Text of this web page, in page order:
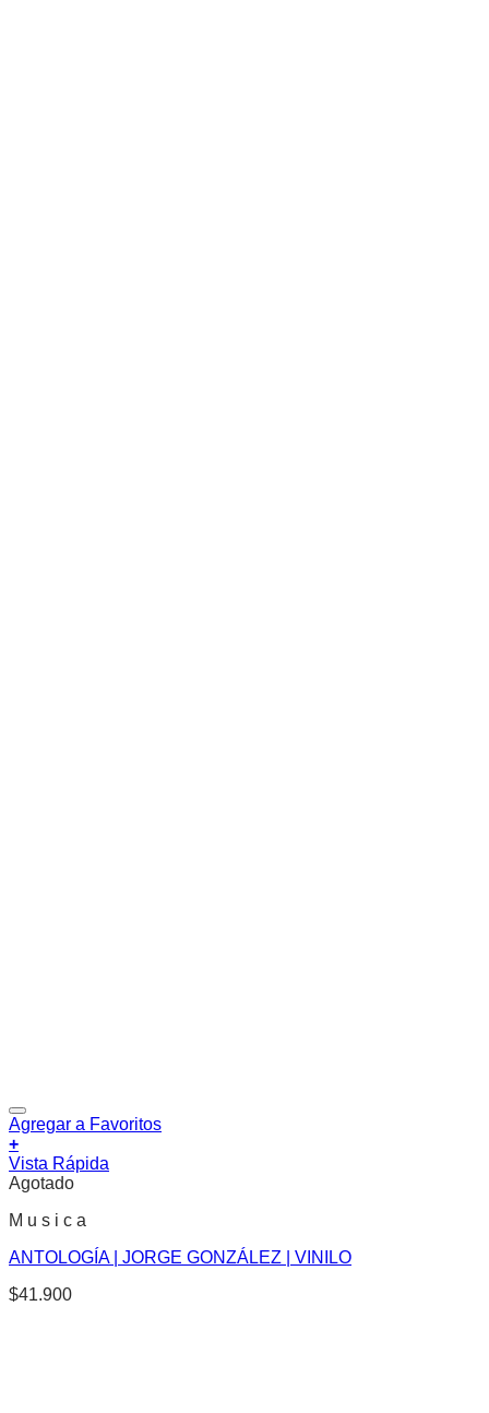
Agregar a Favoritos
+
Vista Rápida
Agotado
M u s i c a
ANTOLOGÍA | JORGE GONZÁLEZ | VINILO
$41.900